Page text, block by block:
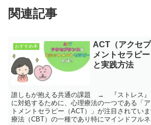
関連記事
おすすめ本
ACT（アクセ
メントセラピ
と実践方法
誰しもが抱える共通の課題 → 『ストレス』
に対処するために、心理療法の一つである「
トメントセラピー（ACT）」が注目されてい
療法（CBT）の一種であり特にマインドフルネ